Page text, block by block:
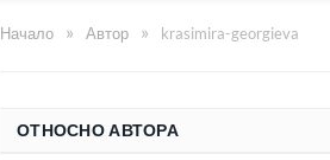
Начало » Автор » krasimira-georgieva
ОТНОСНО АВТОРА